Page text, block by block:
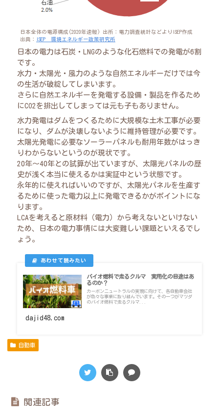
日本全体の電源構成(2020年速報) 出所：電力調査統計などよりISEP作成
出典：
ISEP 環境エネルギー政策研究所
日本の電力は石炭・LNGのような化石燃料での発電が6割
です。
水力・太陽光・風力のような自然エネルギーだけでは今
の生活が破綻してしまいます。
さらに自然エネルギーを発電する設備・製品を作るため
にCO2を排出してしまっては元も子もありません。
水力発電はダムをつくるために大規模な土木工事が必要
になり、ダムが決壊しないように維持管理が必要です。
太陽光発電に必要なソーラーパネルも耐用年数がはっき
りわからないというのが現状です。
20年～40年との試算が出ていますが、太陽光パネルの歴
史が浅く本当に使えるかは実証中という状態です。
永年的に使えればいいのですが、太陽光パネルを生産す
るために使った電力以上に発電できるかがポイントにな
ります。
LCAを考えると原材料（電力）から考えないといけない
ため、日本の電力事情には大変難しい課題といえるでし
ょう。
バイオ燃料で走るクルマ 実用化の目途はあ
るのか？
カーボンニュートラルの実現に向けて、各自動車会社
が色々な事業に取り組んでいます。その一つがマツダ
のバイオ燃料で走るクルマ...
dajid48.com
自動車
関連記事